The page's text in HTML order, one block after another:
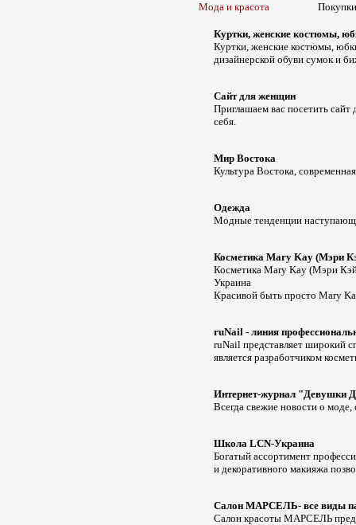
Мода и красота
Покупки
Куртки, женские костюмы,
Куртки, женские костюмы,
дизайнерской обуви сумок и
Сайт для женщин
Приглашаем вас посетить
себя.
Мир Востока
Культура Востока,
Одежда
Модные тенденции
Косметика Mary Kay (Мэри
Косметика Mary Kay (Мэри
Украина
Красивой быть просто Mary
ruNail - линия
ruNail представляет широкий
является разработчиком
Интернет-журнал "Девушки
Всегда свежие новости о
Школа LCN-Украина
Богатый ассортимент
и декоративного макияжа
Салон МАРСЕЛЬ- все виды
Салон красоты МАРСЕЛЬ